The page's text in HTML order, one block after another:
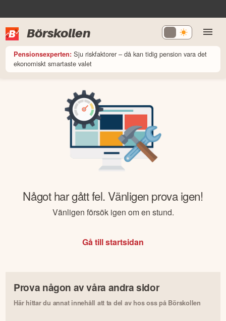
Börskollen
Pensionsexperten: Sju riskfaktorer – då kan tidig pension vara det
ekonomiskt smartaste valet
Något har gått fel. Vänligen prova igen!
Vänligen försök igen om en stund.
Gå till startsidan
Prova någon av våra andra sidor
Här hittar du annat innehåll att ta del av hos oss på Börskollen